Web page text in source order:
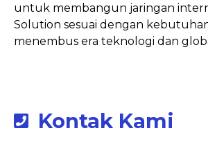
untuk membangun jaringan
Solution sesuai dengan
menembus era teknologi dan
Kontak Kami